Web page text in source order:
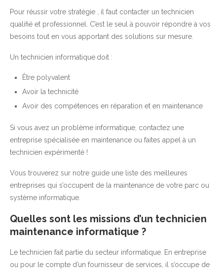
Pour réussir votre stratégie , il faut contacter un technicien
qualifié et professionnel. C’est le seul à pouvoir répondre à vos
besoins tout en vous apportant des solutions sur mesure.
Un technicien informatique doit :
Être polyvalent
Avoir la technicité
Avoir des compétences en réparation et en maintenance
Si vous avez un problème informatique, contactez une
entreprise spécialisée en maintenance ou faites appel à un
technicien expérimenté !
Vous trouverez sur notre guide une liste des meilleures
entreprises qui s’occupent de la maintenance de votre parc ou
système informatique.
Quelles sont les missions d’un technicien
maintenance informatique ?
Le technicien fait partie du secteur informatique. En entreprise
ou pour le compte d’un fournisseur de services, il s’occupe de